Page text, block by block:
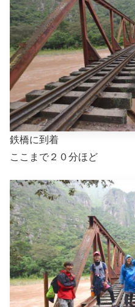
鉄橋に到着
ここまで２０分ほど